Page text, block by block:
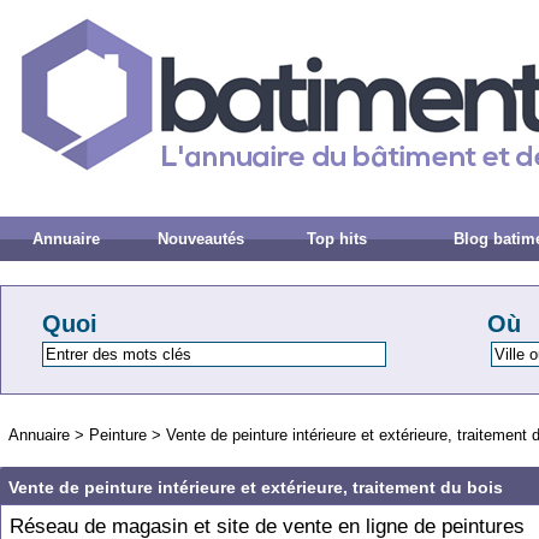
Annuaire Nouveautés Top hits Blog
Quoi Où
Annuaire > Peinture > Vente de peinture intérieure et extérieure, traitement
Vente de peinture intérieure et extérieure, traitement du bois
Réseau de magasin et site de vente en ligne de peintures